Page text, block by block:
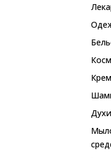
Крем